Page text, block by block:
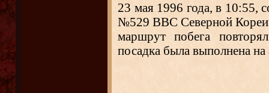
23 мая 1996 года, в 10:55,
№529 ВВС Северной Кореи
маршрут побега
посадка была выполнена